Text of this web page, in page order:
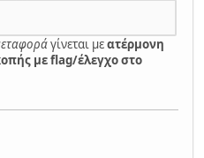
για τον μαθητή ---
+=
γίνεται μεατέρμονη
με flag/έλεγχο στο